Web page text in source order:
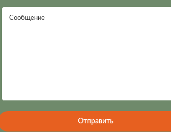
Сообщение
Отправить